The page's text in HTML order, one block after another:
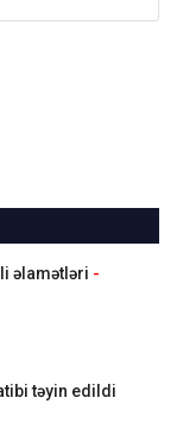
əlamətləri -
təyin edildi